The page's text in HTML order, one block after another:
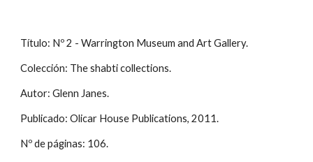
Título: Nº 2 - Warrington Museum and Art Gallery.
Colección: The shabti collections.
Autor: Glenn Janes.
Publicado: Olicar House Publications, 2011.
Nº de páginas: 106.